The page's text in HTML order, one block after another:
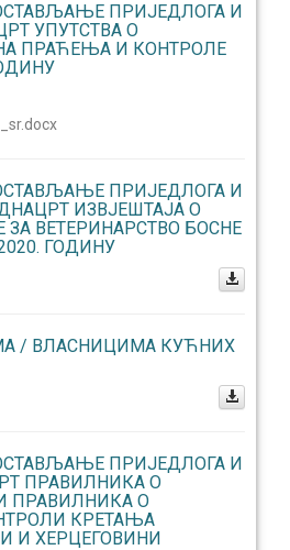
ПРИЈЕДЛОГА И
УПУТСТВА О
ПРАЋЕЊА И КОНТРОЛЕ
ПРИЈЕДЛОГА И
ИЗВЈЕШТАЈА О
ВЕТЕРИНАРСТВО БОСНЕ
ГОДИНУ
/ ВЛАСНИЦИМА КУЋНИХ
ПРИЈЕДЛОГА И
ПРАВИЛНИКА О
ПРАВИЛНИКА O
КРЕТАЊА
И ХЕРЦЕГОВИНИ